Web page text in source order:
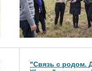
"Связь с родом.